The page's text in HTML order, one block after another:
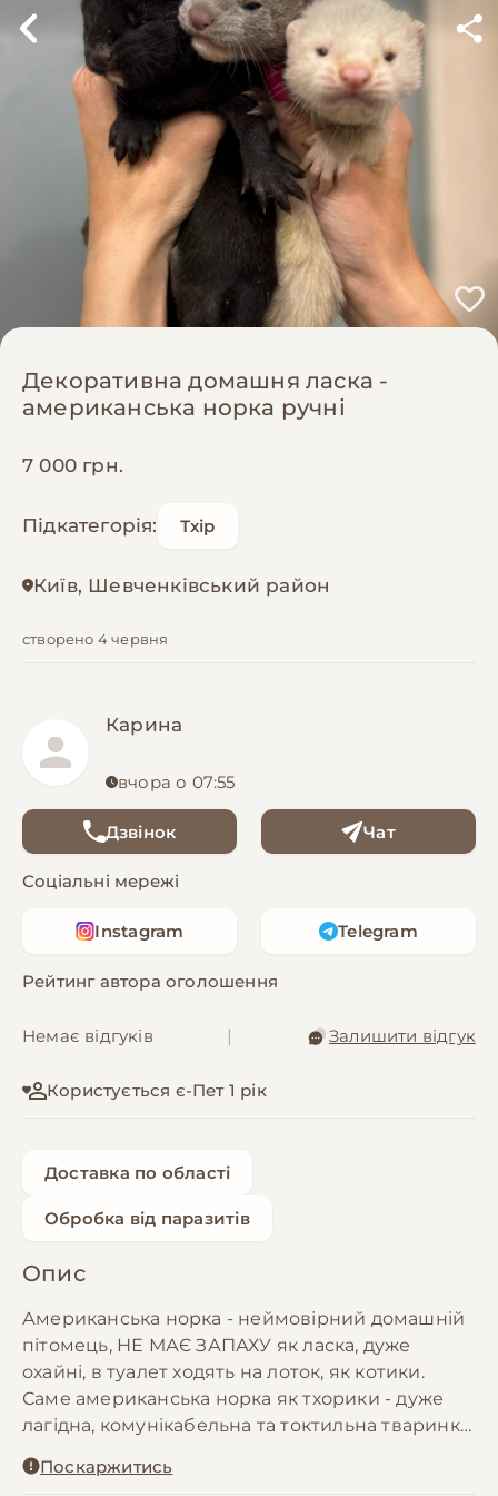
Декоративна домашня ласка -
американська норка ручні
7 000 грн.
Підкатегорія: Тхір
Київ, Шевченківський район
створено 4 червня
Карина
вчора о 07:55
Дзвінок Чат
Соціальні мережі
Instagram Telegram
Рейтинг автора оголошення
Немає відгуків Залишити відгук
Користується є-Пет 1 рік
Доставка по області
Обробка від паразитів
Опис
Американська норка - неймовірний домашній
пітомець, НЕ МАЄ ЗАПАХУ як ласка, дуже
охайні, в туалет ходять на лоток, як котики.
Саме американська норка як тхорики - дуже
лагідна, комунікабельна та токтильна тваринка.
як собаки. Та на відміну від котів та собачок,
Поскаржитись